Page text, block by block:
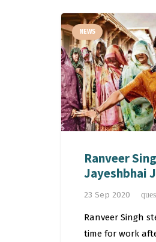
NEWS
Ranveer
Jayeshbhai
23 Sep 2020
Ranveer Singh
time for work